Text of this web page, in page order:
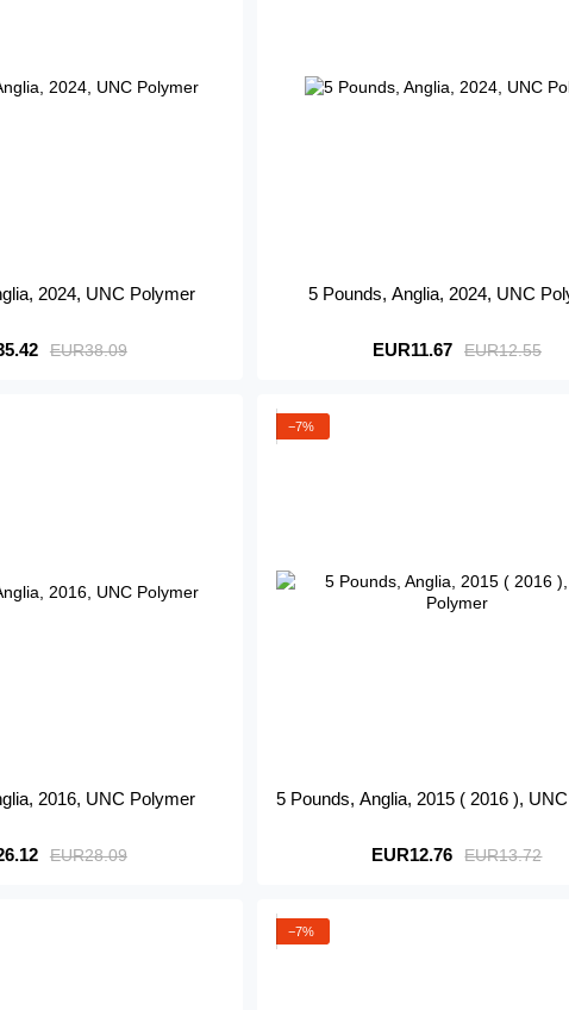
2024, UNC Polymer
EUR38.09
5 Pounds, Anglia, 2024, UNC
EUR12.55
EUR11.67
2016, UNC Polymer
EUR28.09
−7%
5 Pounds, Anglia, 2015 ( 2016 ),
EUR13.72
EUR12.76
−7%